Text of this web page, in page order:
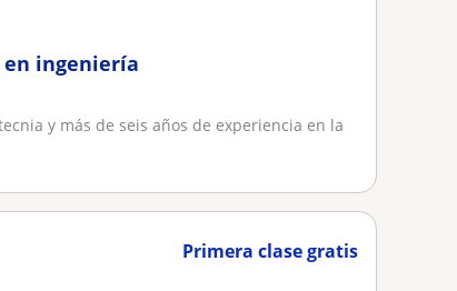
ingeniería
y más de seis años de experiencia en la
Primera clase gratis